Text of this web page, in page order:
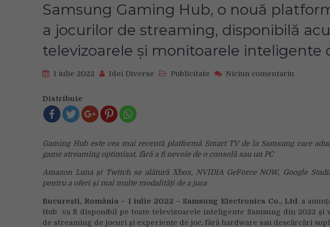
Samsung Gaming Hub, o nouă
a jocurilor de streaming, disponibilă
televizoarele și monitoarele inteligente
1 iulie 2022 Idei Diverse Publicitate Niciun comentariu
de
jocurilor
streaming,
acum
Distribuie
Gaming Hub este cea mai recentă platformă Smart TV de la Samsung care
game streaming optimizat, fără a fi nevoie de o consolă sau un PC
Amazon Luna și Twitch se alătură Xbox, NVIDIA GeForce NOW, Google
pentru a oferi și mai multe modalități de a juca
București, România – 1 iulie 2022 – Samsung Electronics Co., Ltd. a
Hub va fi disponibil pe toate televizoarele inteligente Samsung din 2022 și
de streaming de jocuri și experiențe de joc, fără hardware sau descărcări